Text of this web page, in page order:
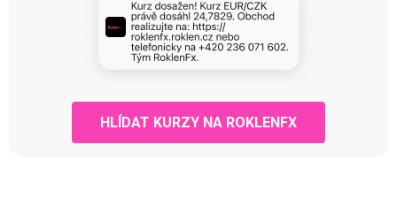
HLÍDAT KURZY NA ROKLENFX